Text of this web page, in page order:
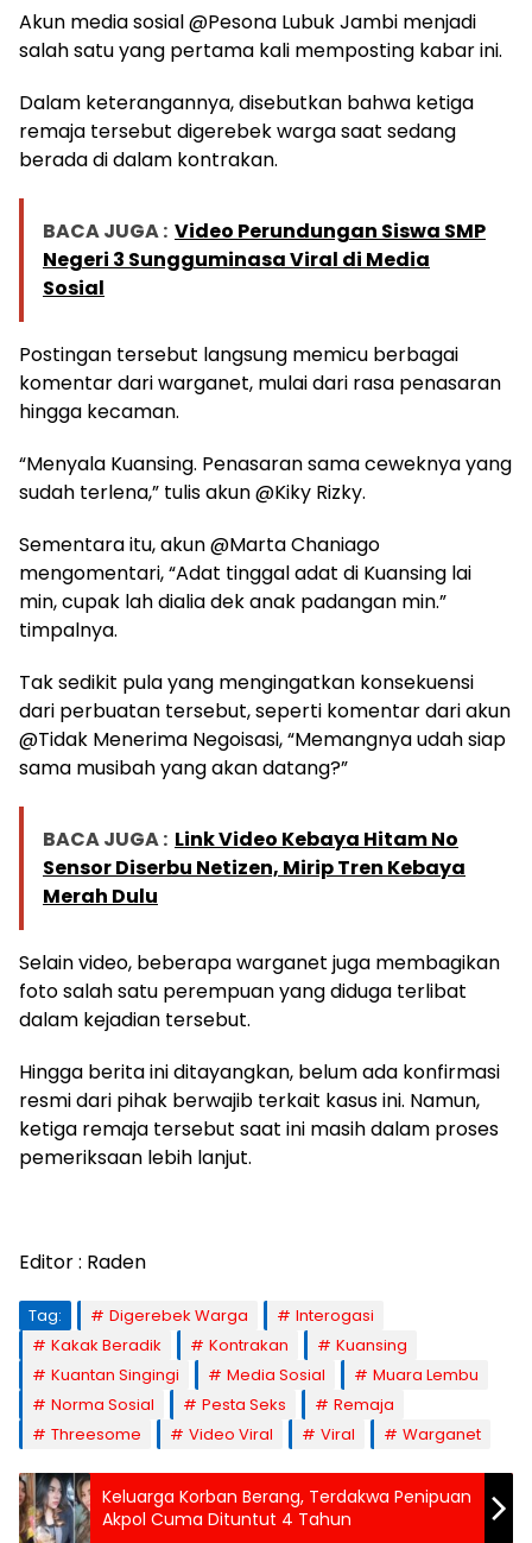
Akun media sosial @Pesona Lubuk Jambi menjadi
salah satu yang pertama kali memposting kabar ini.
Dalam keterangannya, disebutkan bahwa ketiga
remaja tersebut digerebek warga saat sedang
berada di dalam kontrakan.
BACA JUGA : Video Perundungan Siswa SMP
Negeri 3 Sungguminasa Viral di Media
Sosial
Postingan tersebut langsung memicu berbagai
komentar dari warganet, mulai dari rasa penasaran
hingga kecaman.
“Menyala Kuansing. Penasaran sama ceweknya yang
sudah terlena,” tulis akun @Kiky Rizky.
Sementara itu, akun @Marta Chaniago
mengomentari, “Adat tinggal adat di Kuansing lai
min, cupak lah dialia dek anak padangan min.”
timpalnya.
Tak sedikit pula yang mengingatkan konsekuensi
dari perbuatan tersebut, seperti komentar dari akun
@Tidak Menerima Negoisasi, “Memangnya udah siap
sama musibah yang akan datang?”
BACA JUGA : Link Video Kebaya Hitam No
Sensor Diserbu Netizen, Mirip Tren Kebaya
Merah Dulu
Selain video, beberapa warganet juga membagikan
foto salah satu perempuan yang diduga terlibat
dalam kejadian tersebut.
Hingga berita ini ditayangkan, belum ada konfirmasi
resmi dari pihak berwajib terkait kasus ini. Namun,
ketiga remaja tersebut saat ini masih dalam proses
pemeriksaan lebih lanjut.
Editor : Raden
Tag: Digerebek Warga
Interogasi
Kakak Beradik
Kontrakan
Kuansing
Kuantan Singingi
Media Sosial
Muara Lembu
Norma Sosial
Pesta Seks
Remaja
Threesome
Video Viral Viral Warganet
Keluarga Korban Berang, Terdakwa Penipuan
Akpol Cuma Dituntut 4 Tahun